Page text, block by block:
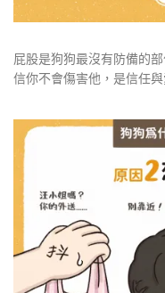
屁股是狗狗最沒有防備的
信你不會傷害他，是信任與